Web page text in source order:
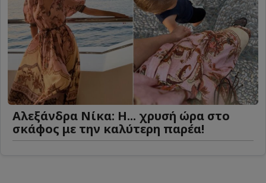
Αλεξάνδρα Νίκα: Η... χρυσή ώρα στο
σκάφος με την καλύτερη παρέα!